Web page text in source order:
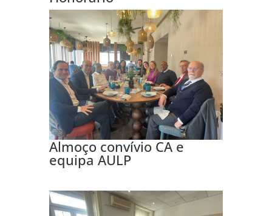
Almoço convívio CA e
equipa AULP